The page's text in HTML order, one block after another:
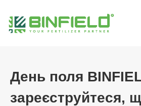
День поля
зареєструйтеся,